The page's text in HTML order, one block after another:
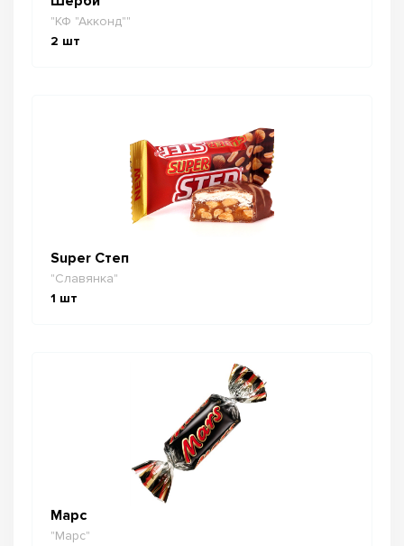
"КФ "Акконд""
2 шт
Super Степ
"Славянка"
1 шт
Марс
"Марс"